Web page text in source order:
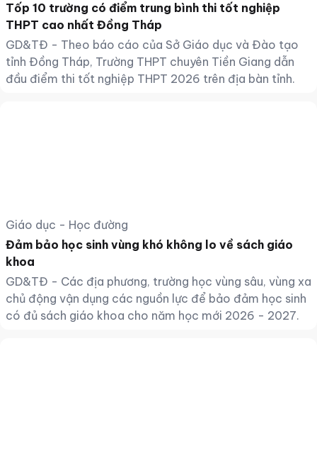
Tốp 10 trường có điểm trung bình thi tốt nghiệp
THPT cao nhất Đồng Tháp
GD&TĐ - Theo báo cáo của Sở Giáo dục và Đào tạo
tỉnh Đồng Tháp, Trường THPT chuyên Tiền Giang dẫn
đầu điểm thi tốt nghiệp THPT 2026 trên địa bàn tỉnh.
Giáo dục - Học đường
Đảm bảo học sinh vùng khó không lo về sách giáo
khoa
GD&TĐ - Các địa phương, trường học vùng sâu, vùng xa
chủ động vận dụng các nguồn lực để bảo đảm học sinh
có đủ sách giáo khoa cho năm học mới 2026 - 2027.